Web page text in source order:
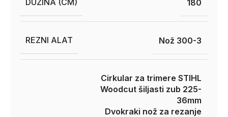
DUŽINA (CM) 180
REZNI ALAT Nož 300-3
Cirkular za trimere STIHL
Woodcut šiljasti zub 225-
36mm
Dvokraki nož za rezanje